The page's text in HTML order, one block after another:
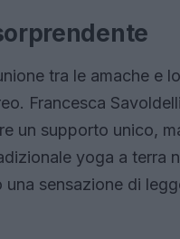
tra le amache e
Francesca
un supporto unico,
yoga a terra
sensazione di